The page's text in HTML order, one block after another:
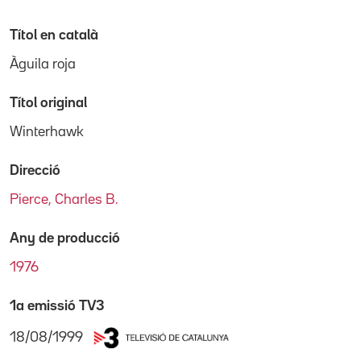
Títol en català
Àguila roja
Títol original
Winterhawk
Direcció
Pierce, Charles B.
Any de producció
1976
1a emissió TV3
18/08/1999